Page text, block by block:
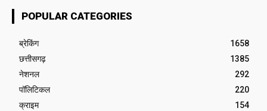
POPULAR CATEGORIES
ब्रेकिंग
1658
छत्तीसगढ़
1385
नेशनल
292
पॉलिटिकल
220
क्राइम
154